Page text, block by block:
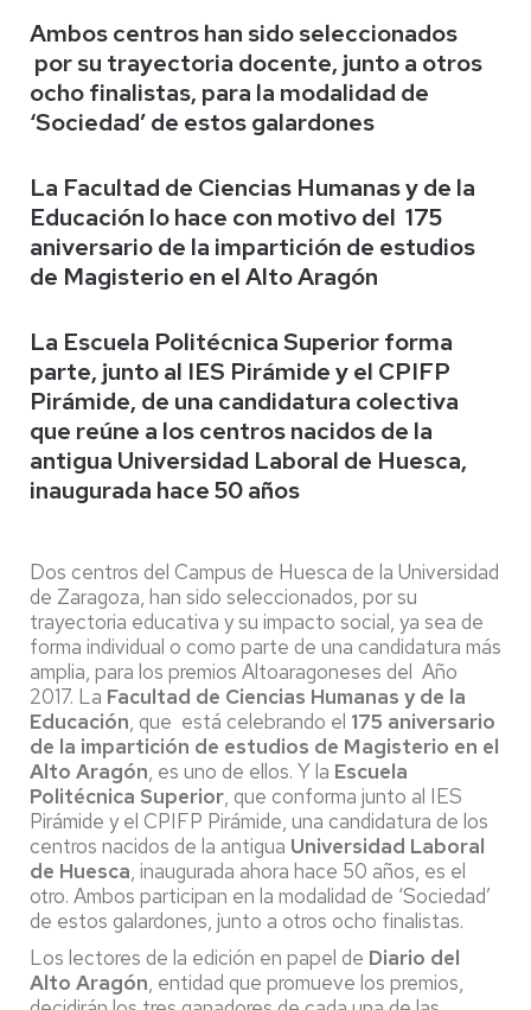
Ambos centros han sido seleccionados
por su trayectoria docente, junto a otros
ocho finalistas, para la modalidad de
‘Sociedad’ de estos galardones
La Facultad de Ciencias Humanas y de la
Educación lo hace con motivo del 175
aniversario de la impartición de estudios
de Magisterio en el Alto Aragón
La Escuela Politécnica Superior forma
parte, junto al IES Pirámide y el CPIFP
Pirámide, de una candidatura colectiva
que reúne a los centros nacidos de la
antigua Universidad Laboral de Huesca,
inaugurada hace 50 años
Dos centros del Campus de Huesca de la Universidad
de Zaragoza, han sido seleccionados, por su
trayectoria educativa y su impacto social, ya sea de
forma individual o como parte de una candidatura más
amplia, para los premios Altoaragoneses del Año
2017. La Facultad de Ciencias Humanas y de la
Educación, que está celebrando el 175 aniversario
de la impartición de estudios de Magisterio en el
Alto Aragón, es uno de ellos. Y la Escuela
Politécnica Superior, que conforma junto al IES
Pirámide y el CPIFP Pirámide, una candidatura de los
centros nacidos de la antigua Universidad Laboral
de Huesca, inaugurada ahora hace 50 años, es el
otro. Ambos participan en la modalidad de ‘Sociedad’
de estos galardones, junto a otros ocho finalistas.
Los lectores de la edición en papel de Diario del
Alto Aragón, entidad que promueve los premios,